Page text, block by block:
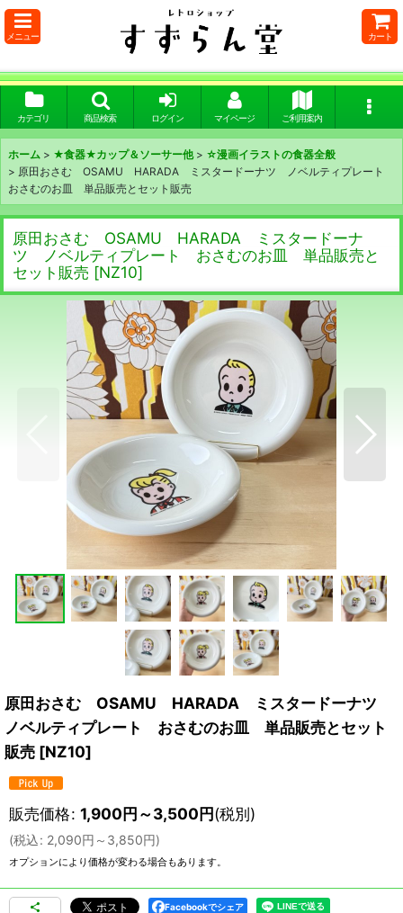
メニュー カート
カテゴリ 商品検索 ログイン マイページ ご利用案内
ホーム > ★食器★カップ＆ソーサー他 > ☆漫画イラストの食器全般
> 原田おさむ OSAMU HARADA ミスタードーナツ ノベルティプレート
おさむのお皿 単品販売とセット販売
原田おさむ OSAMU HARADA ミスタードーナ
ツ ノベルティプレート おさむのお皿 単品販売と
セット販売 [NZ10]
原田おさむ OSAMU HARADA ミスタードーナツ
ノベルティプレート おさむのお皿 単品販売とセット
販売 [NZ10]
販売価格: 1,900円～3,500円(税別)
(税込: 2,090円 ～3,850円)
オプションにより価格が変わる場合もあります。
Facebookでシェア